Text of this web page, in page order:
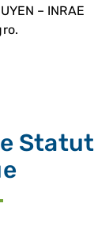
– INRAE
Statut